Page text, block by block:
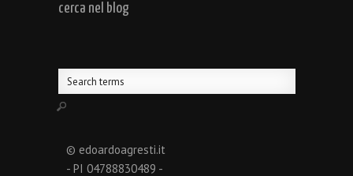
cerca nel blog
© edoardoagresti.it
- PI 04788830489 -